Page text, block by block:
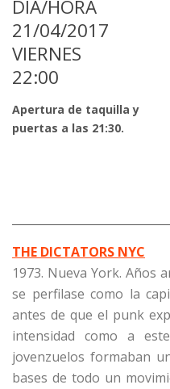
DÍA/HORA
21/04/2017
VIERNES
22:00
Apertura de taquilla y
puertas a las 21:30.
THE DICTATORS NYC
1973. Nueva York. Años
se perfilase como la
antes de que el punk
intensidad como a
jovenzuelos formaban
bases de todo un